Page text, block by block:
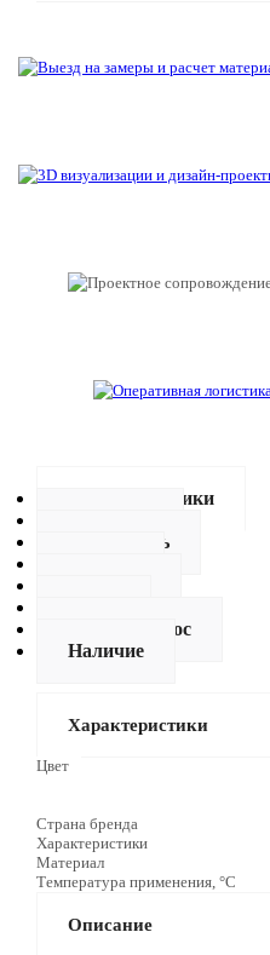
Характеристики
Как купить
Задать вопрос
Наличие
Характеристики
Цвет
Страна бренда
Характеристики
Материал
Температура применения, °С
Описание